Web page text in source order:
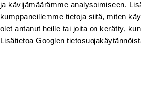
ja kävijämäärämme analysoimiseen.
kumppaneillemme tietoja siitä, miten
olet antanut heille tai joita on kerätty,
Lisätietoa Googlen